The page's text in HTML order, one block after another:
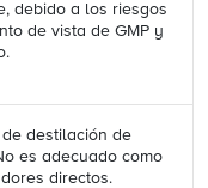
debido a los riesgos
de vista de GMP y
destilación de
es adecuado como
directos.